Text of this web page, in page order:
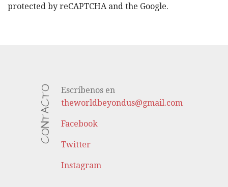
protected by reCAPTCHA and the Google.
CONTACTO
Escríbenos en
theworldbeyondus@gmail.com
Facebook
Twitter
Instagram